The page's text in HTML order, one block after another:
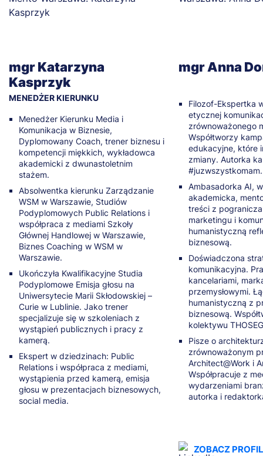
mgr Katarzyna
Kasprzyk
MENEDŻER KIERUNKU
Menedżer Kierunku Media i
Komunikacja w Biznesie,
Dyplomowany Coach, trener biznesu i
kompetencji miękkich, wykładowca
akademicki z dwunastoletnim
stażem.
Absolwentka kierunku Zarządzanie
WSM w Warszawie, Studiów
Podyplomowych Public Relations i
współpraca z mediami Szkoły
Głównej Handlowej w Warszawie,
Biznes Coaching w WSM w
Warszawie.
Ukończyła Kwalifikacyjne Studia
Podyplomowe Emisja głosu na
Uniwersytecie Marii Skłodowskiej –
Curie w Lublinie. Jako trener
specjalizuje się w szkoleniach z
wystąpień publicznych i pracy z
kamerą.
Ekspert w dziedzinach: Public
Relations i współpraca z mediami,
wystąpienia przed kamerą, emisja
głosu w prezentacjach biznesowych,
social media.
mgr Anna
Filozof-Ekspertka
etycznej
zrównoważonego
Współtworzy
edukacyjne, które
zmiany. Autorka
#juzwszystkomam.
Ambasadorka AI,
akademicka,
treści z
marketingu i
humanistyczną
biznesową.
Doświadczona
komunikacyjna.
kancelariami,
przemysłowymi.
humanistyczną z
biznesową.
kolektywu
Pisze o
zrównoważonym
Architect@Work i
Współpracuje z
wydarzeniami
autorka i
ZOBACZ